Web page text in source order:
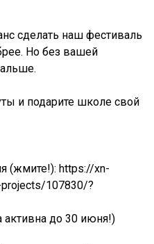
сделать наш фестиваль
Но без вашей
и подарите школе свой
(жмите!): https://xn-
107830/?
активна до 30 июня!)